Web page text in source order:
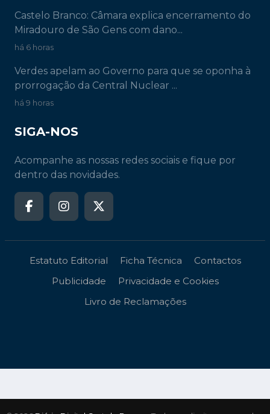
Castelo Branco: Câmara explica encerramento do
Miradouro de São Gens com dano...
há 6 horas
Verdes apelam ao Governo para que se oponha à
prorrogação da Central Nuclear ...
há 9 horas
SIGA-NOS
Acompanhe as nossas redes sociais e fique por
dentro das novidades.
Estatuto Editorial Ficha Técnica
Contactos
Publicidade
Privacidade e Cookies
Livro de Reclamações